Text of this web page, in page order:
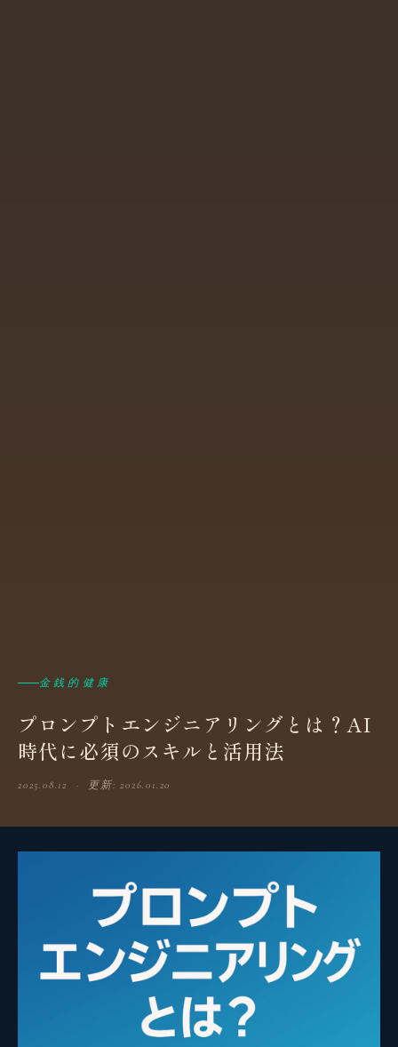
金銭的健康
プロンプトエンジニアリングとは？AI
時代に必須のスキルと活用法
2025.08.12 · 更新: 2026.01.20